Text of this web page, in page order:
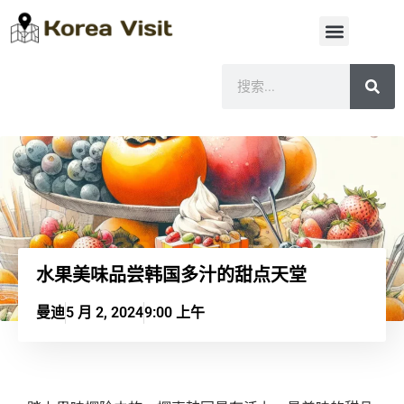
水果美味品尝韩国多汁的甜点天堂
曼迪5 月 2, 20249:00 上午